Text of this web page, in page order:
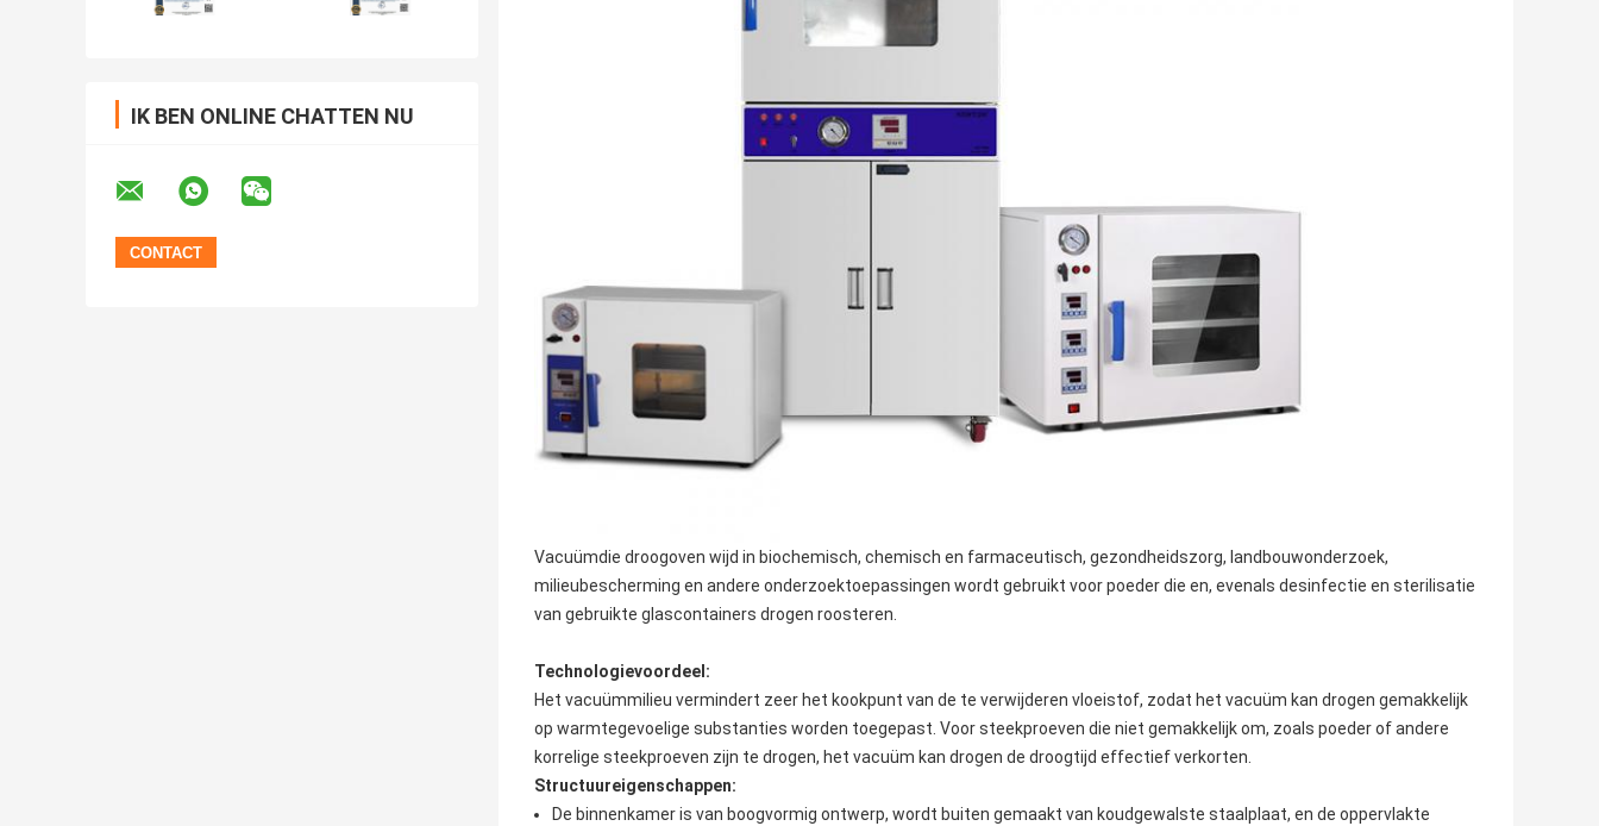
IK BEN ONLINE CHATTEN NU
Vacuümdie droogoven wijd in biochemisch, chemisch en farmaceutisch, gezondheidszorg, landbouwonderzoek,
milieubescherming en andere onderzoektoepassingen wordt gebruikt voor poeder die en, evenals desinfectie en sterilisatie
van gebruikte glascontainers drogen roosteren.
Technologievoordeel:
Het vacuümmilieu vermindert zeer het kookpunt van de te verwijderen vloeistof, zodat het vacuüm kan drogen gemakkelijk
op warmtegevoelige substanties worden toegepast. Voor steekproeven die niet gemakkelijk om, zoals poeder of andere
korrelige steekproeven zijn te drogen, het vacuüm kan drogen de droogtijd effectief verkorten.
Structuureigenschappen:
De binnenkamer is van boogvormig ontwerp, wordt buiten gemaakt van koudgewalste staalplaat, en de oppervlakte